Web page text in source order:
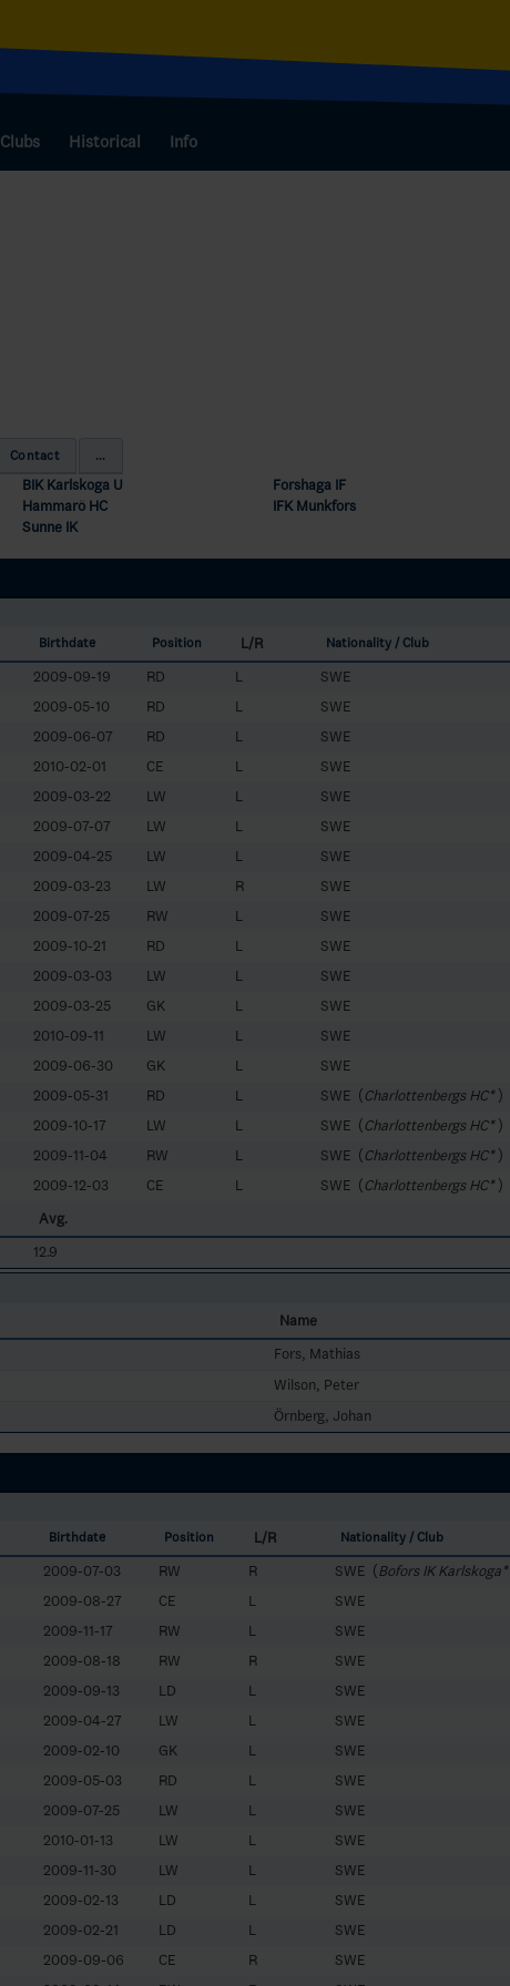
Clubs Historical Info
Contact ...
BIK Karlskoga U Forshaga IF
Hammarö HC IFK Munkfors
Sunne IK
Birthdate Position L/R Nationality / Club
2009-09-19 RD L SWE
2009-05-10 RD L SWE
2009-06-07 RD L SWE
2010-02-01 CE L SWE
2009-03-22 LW L SWE
2009-07-07 LW L SWE
2009-04-25 LW L SWE
2009-03-23 LW R SWE
2009-07-25 RW L SWE
2009-10-21 RD L SWE
2009-03-03 LW L SWE
2009-03-25 GK L SWE
2010-09-11 LW L SWE
2009-06-30 GK L SWE
2009-05-31 RD L SWE (Charlottenbergs HC*)
2009-10-17 LW L SWE (Charlottenbergs HC*)
2009-11-04 RW L SWE (Charlottenbergs HC*)
2009-12-03 CE L SWE (Charlottenbergs HC*)
Avg.
12.9
Name
Fors, Mathias
Wilson, Peter
Örnberg, Johan
Birthdate Position L/R Nationality / Club
2009-07-03 RW R SWE (Bofors IK Karlskoga*
2009-08-27 CE L SWE
2009-11-17 RW L SWE
2009-08-18 RW R SWE
2009-09-13 LD L SWE
2009-04-27 LW L SWE
2009-02-10 GK L SWE
2009-05-03 RD L SWE
2009-07-25 LW L SWE
2010-01-13 LW L SWE
2009-11-30 LW L SWE
2009-02-13 LD L SWE
2009-02-21 LD L SWE
2009-09-06 CE R SWE